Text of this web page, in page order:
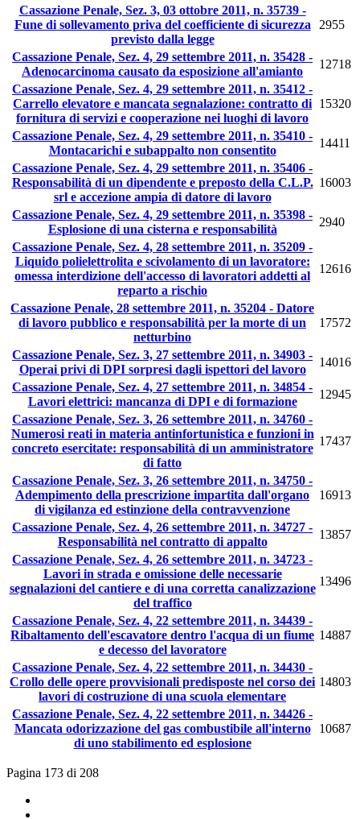
Cassazione Penale, Sez. 3, 03 ottobre 2011, n. 35739 -
Fune di sollevamento priva del coefficiente di sicurezza
previsto dalla legge
2955
Cassazione Penale, Sez. 4, 29 settembre 2011, n. 35428 -
Adenocarcinoma causato da esposizione all'amianto
12718
Cassazione Penale, Sez. 4, 29 settembre 2011, n. 35412 -
Carrello elevatore e mancata segnalazione: contratto di
fornitura di servizi e cooperazione nei luoghi di lavoro
15320
Cassazione Penale, Sez. 4, 29 settembre 2011, n. 35410 -
Montacarichi e subappalto non consentito
14411
Cassazione Penale, Sez. 4, 29 settembre 2011, n. 35406 -
Responsabilità di un dipendente e preposto della C.L.P.
srl e accezione ampia di datore di lavoro
16003
Cassazione Penale, Sez. 4, 29 settembre 2011, n. 35398 -
Esplosione di una cisterna e responsabilità
2940
Cassazione Penale, Sez. 4, 28 settembre 2011, n. 35209 -
Liquido polielettrolita e scivolamento di un lavoratore:
omessa interdizione dell'accesso di lavoratori addetti al
reparto a rischio
12616
Cassazione Penale, 28 settembre 2011, n. 35204 - Datore
di lavoro pubblico e responsabilità per la morte di un
netturbino
17572
Cassazione Penale, Sez. 3, 27 settembre 2011, n. 34903 -
Operai privi di DPI sorpresi dagli ispettori del lavoro
14016
Cassazione Penale, Sez. 4, 27 settembre 2011, n. 34854 -
Lavori elettrici: mancanza di DPI e di formazione
12945
Cassazione Penale, Sez. 3, 26 settembre 2011, n. 34760 -
Numerosi reati in materia antinfortunistica e funzioni in
concreto esercitate: responsabilità di un amministratore
di fatto
17437
Cassazione Penale, Sez. 3, 26 settembre 2011, n. 34750 -
Adempimento della prescrizione impartita dall'organo
di vigilanza ed estinzione della contravvenzione
16913
Cassazione Penale, Sez. 4, 26 settembre 2011, n. 34727 -
Responsabilità nel contratto di appalto
13857
Cassazione Penale, Sez. 4, 26 settembre 2011, n. 34723 -
Lavori in strada e omissione delle necessarie
segnalazioni del cantiere e di una corretta canalizzazione
del traffico
13496
Cassazione Penale, Sez. 4, 22 settembre 2011, n. 34439 -
Ribaltamento dell'escavatore dentro l'acqua di un fiume
e decesso del lavoratore
14887
Cassazione Penale, Sez. 4, 22 settembre 2011, n. 34430 -
Crollo delle opere provvisionali predisposte nel corso dei
lavori di costruzione di una scuola elementare
14803
Cassazione Penale, Sez. 4, 22 settembre 2011, n. 34426 -
Mancata odorizzazione del gas combustibile all'interno
di uno stabilimento ed esplosione
10687
Pagina 173 di 208